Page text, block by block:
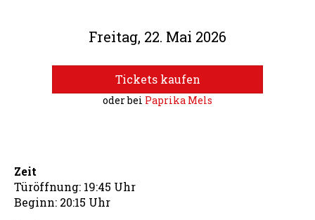
Freitag, 22. Mai 2026
Tickets kaufen
oder bei Paprika Mels
Zeit
Türöffnung: 19:45 Uhr
Beginn: 20:15 Uhr